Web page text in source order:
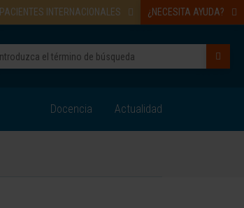
PACIENTES INTERNACIONALES ¿NECESITA AYUDA?
Docencia Actualidad